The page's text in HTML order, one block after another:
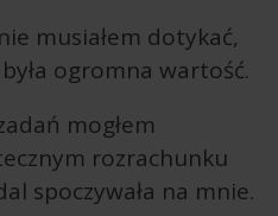
musiałem dotykać,
ogromna wartość.
mogłem
rozrachunku
spoczywała na mnie.